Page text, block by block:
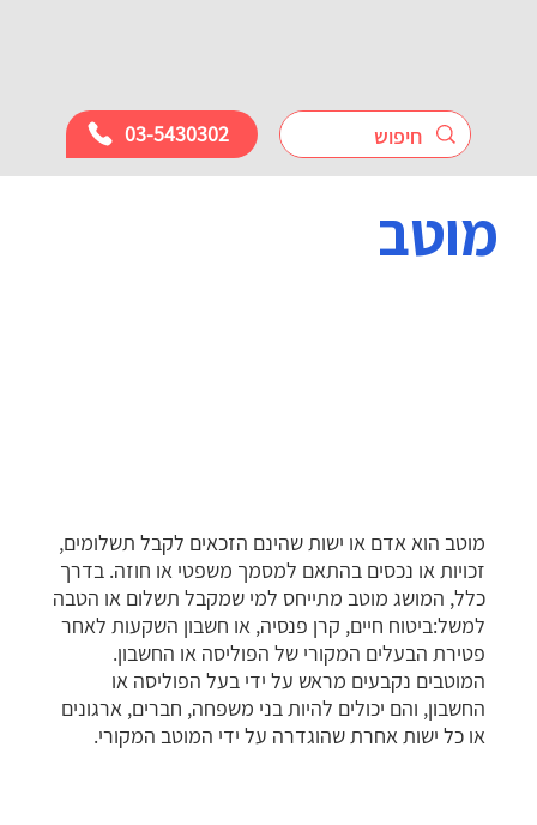
03-5430302
מוטב
מוטב הוא אדם או ישות שהינם הזכאים לקבל תשלומים,
זכויות או נכסים בהתאם למסמך משפטי או חוזה. בדרך
כלל, המושג מוטב מתייחס למי שמקבל תשלום או הטבה
למשל:ביטוח חיים, קרן פנסיה, או חשבון השקעות לאחר
פטירת הבעלים המקורי של הפוליסה או החשבון.
המוטבים נקבעים מראש על ידי בעל הפוליסה או
החשבון, והם יכולים להיות בני משפחה, חברים, ארגונים
או כל ישות אחרת שהוגדרה על ידי המוטב המקורי.